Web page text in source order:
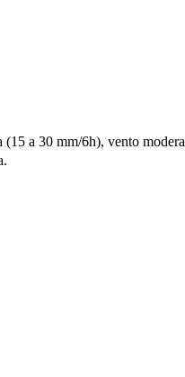
a 30 mm/6h), vento